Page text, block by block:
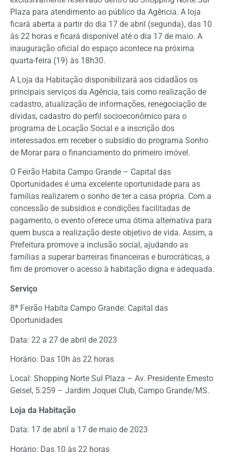
Plaza para atendimento ao público da Agência. A loja
ficará aberta a partir do dia 17 de abril (segunda), das 10
às 22 horas e ficará disponível até o dia 17 de maio. A
inauguração oficial do espaço acontece na próxima
quarta-feira (19) às 18h30.
A Loja da Habitação disponibilizará aos cidadãos os
principais serviços da Agência, tais como realização de
cadastro, atualização de informações, renegociação de
dívidas, cadastro do perfil socioeconômico para o
programa de Locação Social e a inscrição dos
interessados em receber o subsídio do programa Sonho
de Morar para o financiamento do primeiro imóvel.
O Feirão Habita Campo Grande – Capital das
Oportunidades é uma excelente oportunidade para as
famílias realizarem o sonho de ter a casa própria. Com a
concessão de subsídios e condições facilitadas de
pagamento, o evento oferece uma ótima alternativa para
quem busca a realização deste objetivo de vida. Assim, a
Prefeitura promove a inclusão social, ajudando as
famílias a superar barreiras financeiras e burocráticas, a
fim de promover o acesso à habitação digna e adequada.
Serviço
8ª Feirão Habita Campo Grande: Capital das
Oportunidades
Data: 22 a 27 de abril de 2023
Horário: Das 10h às 22 horas
Local: Shopping Norte Sul Plaza – Av. Presidente Ernesto
Geisel, 5.259 – Jardim Joquei Club, Campo Grande/MS.
Loja da Habitação
Data: 17 de abril a 17 de maio de 2023
Horário: Das 10 às 22 horas